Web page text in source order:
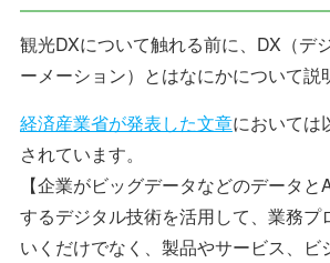
観光DXについて触れる前に、DX（デ
ーメーション）とはなにかについて説
経済産業省が発表した文章においては
されています。
【企業がビッグデータなどのデータと
するデジタル技術を活用して、業務プ
いくだけでなく、製品やサービス、ビ